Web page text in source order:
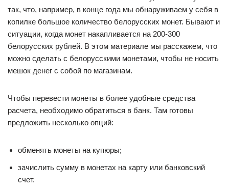
так, что, например, в конце года мы обнаруживаем у себя в
копилке большое количество белорусских монет. Бывают и
ситуации, когда монет накапливается на 200-300
белорусских рублей. В этом материале мы расскажем, что
можно сделать с белорусскими монетами, чтобы не носить
мешок денег с собой по магазинам.
Чтобы перевести монеты в более удобные средства
расчета, необходимо обратиться в банк. Там готовы
предложить несколько опций:
обменять монеты на купюры;
зачислить сумму в монетах на карту или банковский
счет.